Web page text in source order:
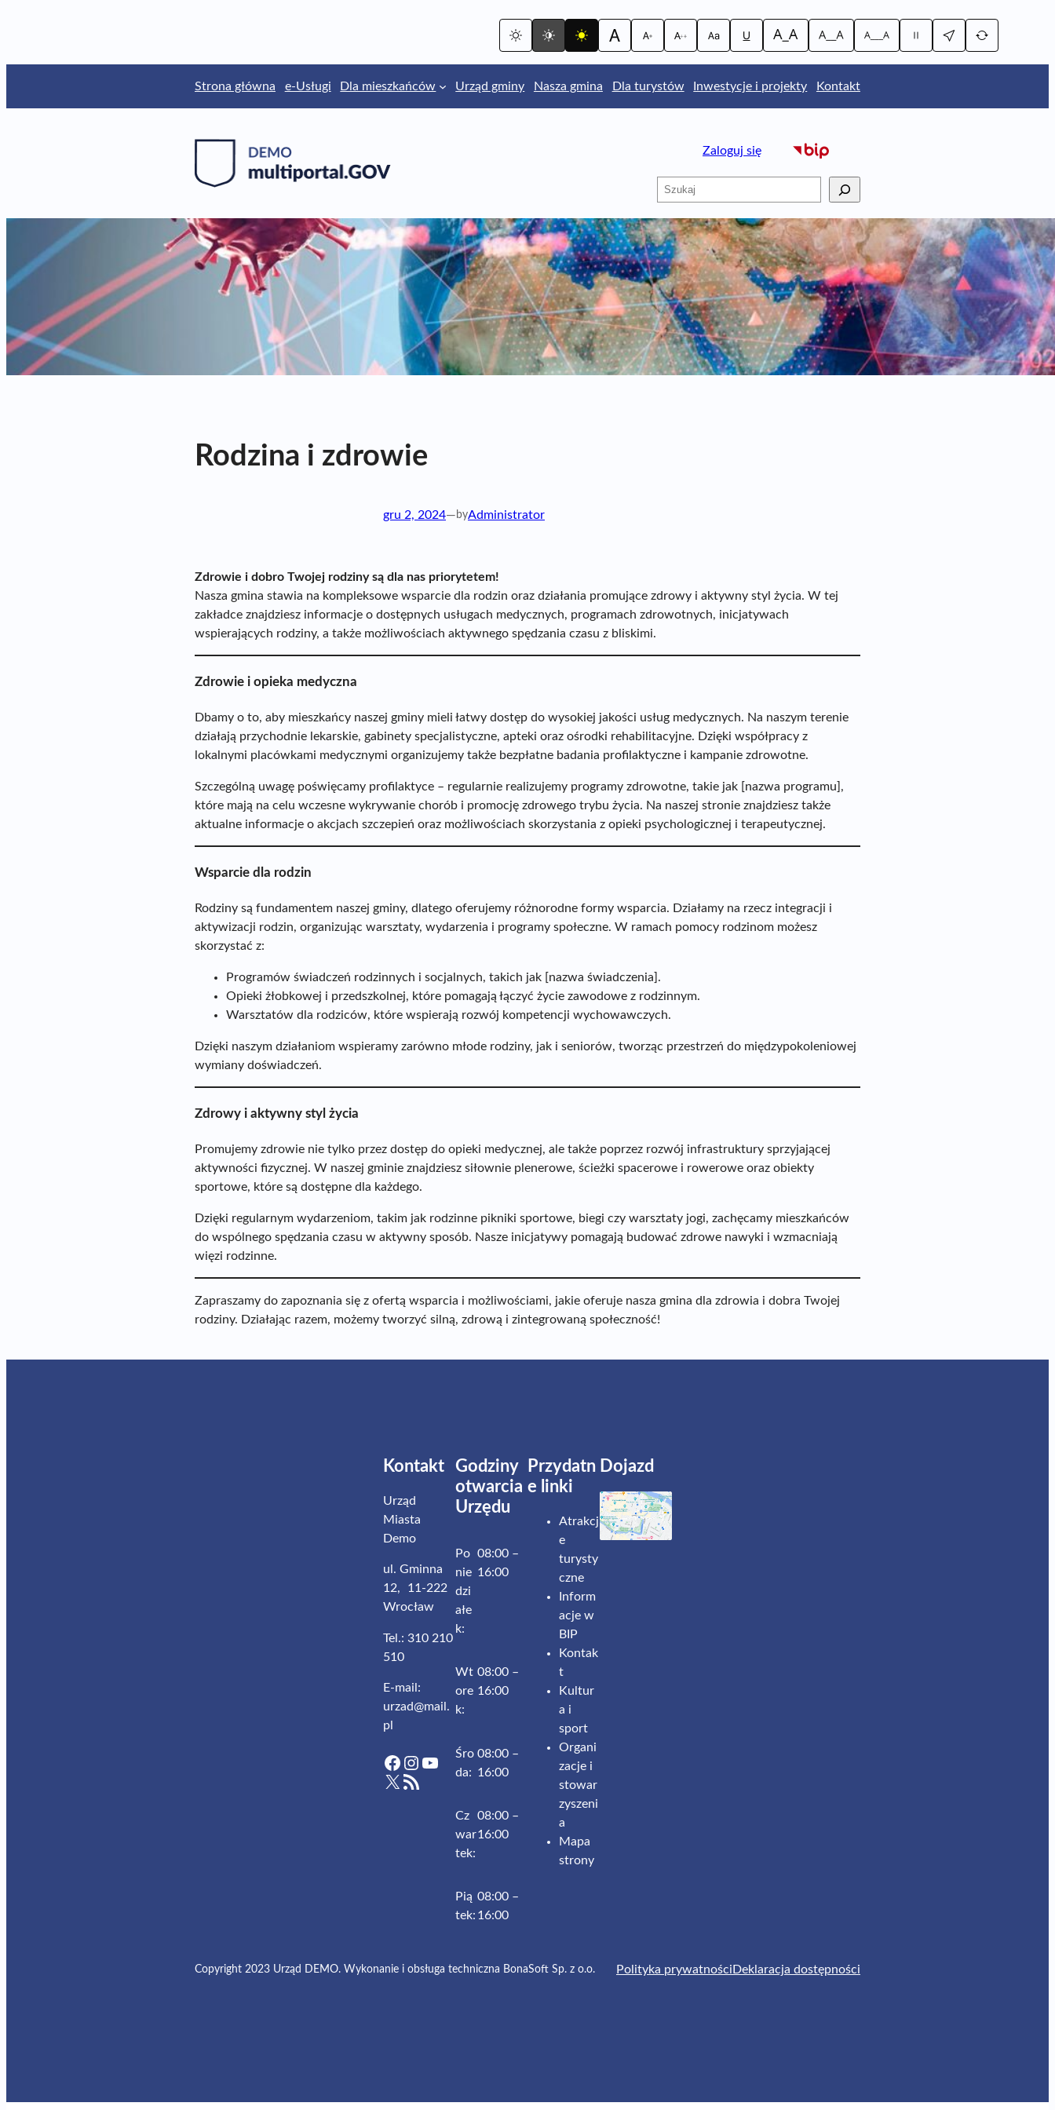
treści
Strona główna e-Usługi Dla mieszkańców Urząd gminy Nasza gmina Dla turystów Inwestycje i projekty Kontakt
Zaloguj się
Szukaj
Rodzina i zdrowie
gru 2, 2024— byAdministrator
Zdrowie i dobro Twojej rodziny są dla nas priorytetem!
Nasza gmina stawia na kompleksowe wsparcie dla rodzin oraz działania promujące zdrowy i aktywny styl życia. W tej
zakładce znajdziesz informacje o dostępnych usługach medycznych, programach zdrowotnych, inicjatywach
wspierających rodziny, a także możliwościach aktywnego spędzania czasu z bliskimi.
Zdrowie i opieka medyczna
Dbamy o to, aby mieszkańcy naszej gminy mieli łatwy dostęp do wysokiej jakości usług medycznych. Na naszym terenie
działają przychodnie lekarskie, gabinety specjalistyczne, apteki oraz ośrodki rehabilitacyjne. Dzięki współpracy z
lokalnymi placówkami medycznymi organizujemy także bezpłatne badania profilaktyczne i kampanie zdrowotne.
Szczególną uwagę poświęcamy profilaktyce – regularnie realizujemy programy zdrowotne, takie jak [nazwa programu],
które mają na celu wczesne wykrywanie chorób i promocję zdrowego trybu życia. Na naszej stronie znajdziesz także
aktualne informacje o akcjach szczepień oraz możliwościach skorzystania z opieki psychologicznej i terapeutycznej.
Wsparcie dla rodzin
Rodziny są fundamentem naszej gminy, dlatego oferujemy różnorodne formy wsparcia. Działamy na rzecz integracji i
aktywizacji rodzin, organizując warsztaty, wydarzenia i programy społeczne. W ramach pomocy rodzinom możesz
skorzystać z:
Programów świadczeń rodzinnych i socjalnych, takich jak [nazwa świadczenia].
Opieki żłobkowej i przedszkolnej, które pomagają łączyć życie zawodowe z rodzinnym.
Warsztatów dla rodziców, które wspierają rozwój kompetencji wychowawczych.
Dzięki naszym działaniom wspieramy zarówno młode rodziny, jak i seniorów, tworząc przestrzeń do międzypokoleniowej
wymiany doświadczeń.
Zdrowy i aktywny styl życia
Promujemy zdrowie nie tylko przez dostęp do opieki medycznej, ale także poprzez rozwój infrastruktury sprzyjającej
aktywności fizycznej. W naszej gminie znajdziesz siłownie plenerowe, ścieżki spacerowe i rowerowe oraz obiekty
sportowe, które są dostępne dla każdego.
Dzięki regularnym wydarzeniom, takim jak rodzinne pikniki sportowe, biegi czy warsztaty jogi, zachęcamy mieszkańców
do wspólnego spędzania czasu w aktywny sposób. Nasze inicjatywy pomagają budować zdrowe nawyki i wzmacniają
więzi rodzinne.
Zapraszamy do zapoznania się z ofertą wsparcia i możliwościami, jakie oferuje nasza gmina dla zdrowia i dobra Twojej
rodziny. Działając razem, możemy tworzyć silną, zdrową i zintegrowaną społeczność!
Kontakt
Urząd
Miasta
Demo
ul. Gminna
12, 11-222
Wrocław
Tel.: 310 210
510
E-mail:
urzad@mail.
pl
Facebook Instagram YouTube
X RSS Feed
Godziny
otwarcia
Urzędu
Po
nie
dzi
ałe
k:
08:00 –
16:00
Wt
ore
k:
08:00 –
16:00
Śro
da:
08:00 –
16:00
Cz
war
tek:
08:00 –
16:00
Pią
tek:
08:00 –
16:00
Przydatn
e linki
Atrakcj
e
turysty
czne
Inform
acje w
BIP
Kontak
t
Kultur
a i
sport
Organi
zacje i
stowar
zyszeni
a
Mapa
strony
Dojazd
Copyright 2023 Urząd DEMO. Wykonanie i obsługa techniczna BonaSoft Sp. z o.o. Polityka prywatności Deklaracja dostępności